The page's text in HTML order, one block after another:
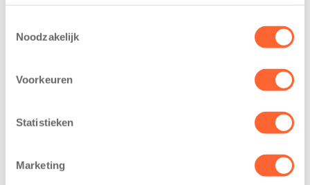
Noodzakelijk
Voorkeuren
Statistieken
Marketing
Leeuwarden
11 juni 2026
belangrijke stap
realisatie van een
nieuw
van Groningen
deelnemers van
Noord-Nederland